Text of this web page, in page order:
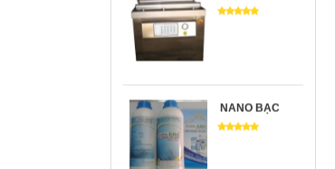
NANO BẠC